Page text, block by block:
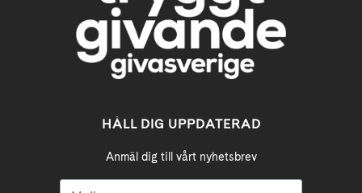
HÅLL DIG UPPDATERAD
Anmäl dig till vårt nyhetsbrev